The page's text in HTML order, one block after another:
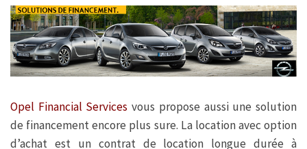
Opel Financial Services vous propose aussi une solution
de financement encore plus sure. La location avec option
d’achat est un contrat de location longue durée à